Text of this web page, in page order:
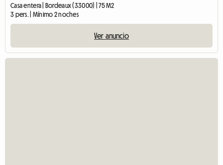
Casa entera | Bordeaux (33000) | 75 M2
3 pers. | Mínimo 2 noches
Ver anuncio